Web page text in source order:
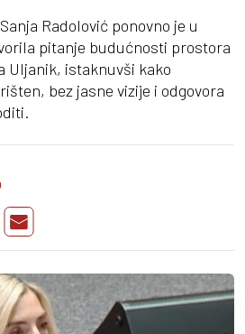
Radolović ponovno je u
pitanje budućnosti prostora
Uljanik, istaknuvši kako
bez jasne vizije i odgovora